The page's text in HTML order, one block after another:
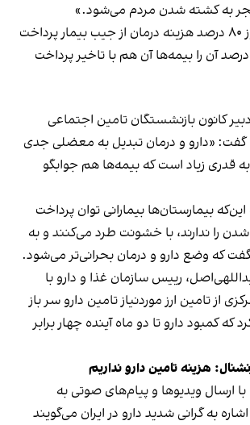
به کشته شدن مردم می‌شود.»
او ادامه داد: «امروز ۸۰ درصد هزینه درمان از جیب بیمار پرداخت
می‌شود و فقط ۲۰ درصد آن را بیمه‌ها آن هم با تاخیر پرداخت
کانون بازنشستگان تامین اجتماعی
فروردین گفت: «دارو و درمان تبدیل به معضلی جدی
قدری زیاد است که بیمه‌‌ها هم جوابگو
بیمارستان‌ها بیمارانی توان پرداخت
را ندارند، با خشونت طرد می‌کنند و به
گفت که وضع دارو و درمان بحرانی‌تر می‌شود.
رییس سازمان غذا و دارو با
از تامین ارز موردنیاز تامین دارو سر باز
که کمبود دارو تا دو ماه آینده چهار برابر
هزینه تامین دارو نداریم
ارسال ویدیوها و پیام‌های صوتی به
اشاره به گرانی شدید دارو در ایران می‌گویند